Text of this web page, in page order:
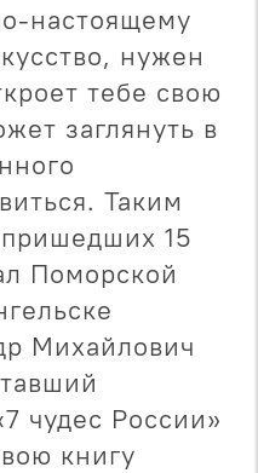
настоящему
нужен
тебе свою
заглянуть в
Таким
15
Поморской
Михайлович
чудес России»
книгу